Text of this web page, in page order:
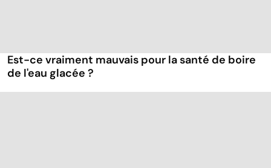
Est-ce vraiment mauvais pour la santé de boire
de l'eau glacée ?